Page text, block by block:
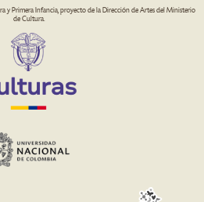
y Primera Infancia, proyecto de la Dirección de Artes del Ministerio
de Cultura.